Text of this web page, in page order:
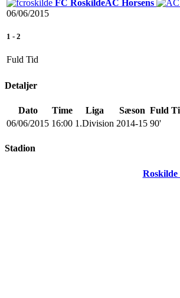
FC RoskildeAC Horsens
06/06/2015
1 - 2
Fuld Tid
Detaljer
Dato Time Liga Sæson Fuld
06/06/2015 16:00 1.Division 2014-15 90'
Stadion